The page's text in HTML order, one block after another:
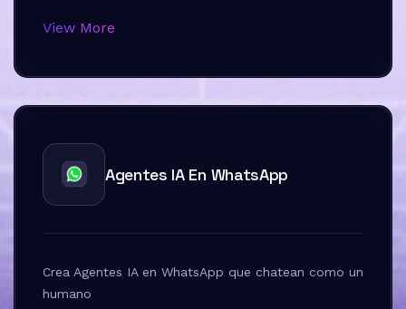
View More
Agentes IA En WhatsApp
Crea Agentes IA en WhatsApp que chatean como un
humano